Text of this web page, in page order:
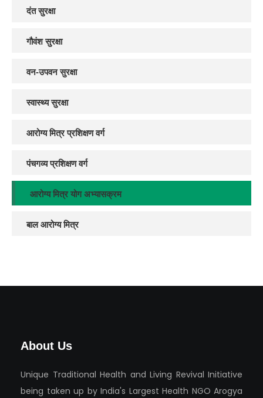
दंत सुरक्षा
गौवंश सुरक्षा
वन-उपवन सुरक्षा
स्वास्थ्य सुरक्षा
आरोग्य मित्र प्रशिक्षण वर्ग
पंचगव्य प्रशिक्षण वर्ग
आरोग्य मित्र योग अभ्यासक्रम
बाल आरोग्य मित्र
About Us
Unique Traditional Health and Living Revival Initiative
being taken up by India's Largest Health NGO Arogya